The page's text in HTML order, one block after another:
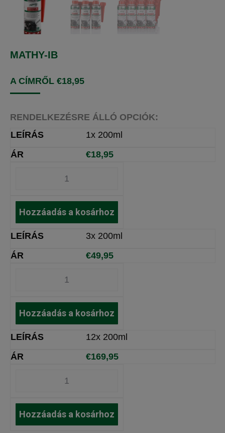
MATHY-IB
A CÍMRŐL €18,95
RENDELKEZÉSRE ÁLLÓ OPCIÓK:
1x 200ml
€18,95
Hozzáadás a kosárhoz
3x 200ml
€49,95
Hozzáadás a kosárhoz
12x 200ml
€169,95
Hozzáadás a kosárhoz